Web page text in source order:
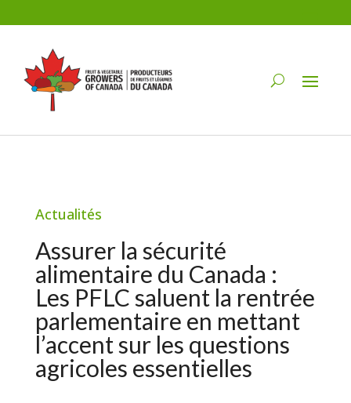
Actualités
Assurer la sécurité
alimentaire du Canada :
Les PFLC saluent la rentrée
parlementaire en mettant
l’accent sur les questions
agricoles essentielles